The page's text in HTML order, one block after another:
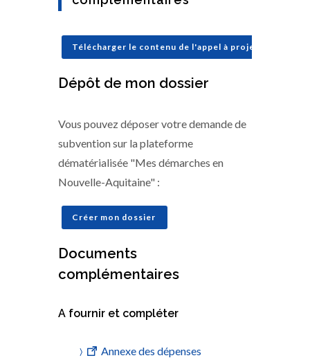
Télécharger le contenu de l'appel à projets
Dépôt de mon dossier
Vous pouvez déposer votre demande de
subvention sur la plateforme
dématérialisée "Mes démarches en
Nouvelle-Aquitaine" :
Créer mon dossier
Documents
complémentaires
A fournir et compléter
Annexe des dépenses